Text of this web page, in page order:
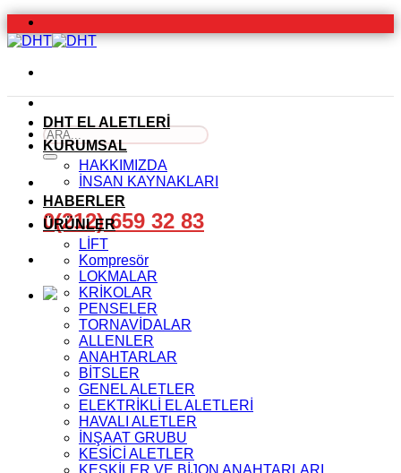
İçeriğe
atla
Ara:
0(212) 659 32 83
DHT EL ALETLERİ
KURUMSAL
HAKKIMIZDA
İNSAN KAYNAKLARI
HABERLER
ÜRÜNLER
LİFT
Kompresör
LOKMALAR
KRİKOLAR
PENSELER
TORNAVİDALAR
ALLENLER
ANAHTARLAR
BİTSLER
GENEL ALETLER
ELEKTRİKLİ EL ALETLERİ
HAVALI ALETLER
İNŞAAT GRUBU
KESİCİ ALETLER
KESKİLER VE BİJON ANAHTARLARI